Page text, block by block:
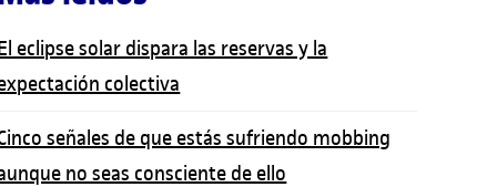
eclipse solar dispara las reservas y la
colectiva
señales de que estás sufriendo mobbing
no seas consciente de ello